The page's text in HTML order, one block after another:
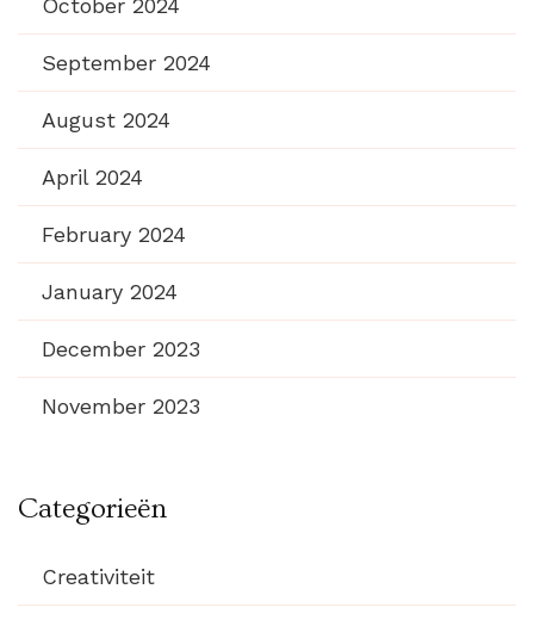
October 2024
September 2024
August 2024
April 2024
February 2024
January 2024
December 2023
November 2023
Categorieën
Creativiteit